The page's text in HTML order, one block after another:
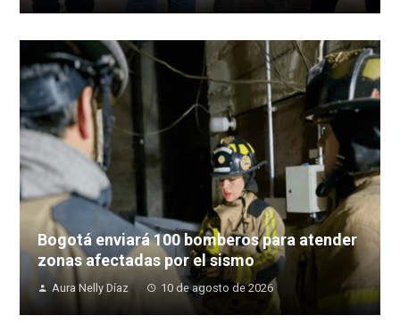
Bogotá enviará 100 bomberos para atender
zonas afectadas por el sismo
Aura Nelly Díaz 10 de agosto de 2026